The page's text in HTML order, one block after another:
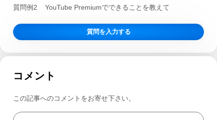
質問例2
YouTube Premiumでできることを教えて
質問を入力する
コメント
この記事へのコメントをお寄せ下さい。